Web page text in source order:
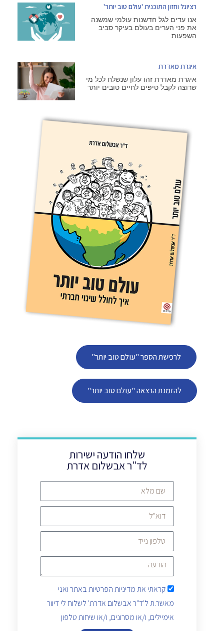
רציונל וחזון התוכנית 'עולם טוב יותר'
אנו עדים לגל חדשנות עולמי שמשנה
את פני הערים בעולם בעיקר סביב
השפעות
איגרת מאדרת
איגרת מאדרת זהו עלון שנשלח לכל מי
שרוצה לקבל טיפים לחיים טובים יותר
לרכישת הספר "עולם טוב יותר"
להזמנת הרצאה "עולם טוב יותר"
שלחו הודעה ישירות
לד"ר אבשלום אדרת
קראתי אתמדיניות הפרטיותבאתר ואני
מאשר.ת ל'ד"ר אבשלום אדרת' לשלוח לי דיוור
אימיילים, ו/או מסרונים, ו/או שיחות טלפון